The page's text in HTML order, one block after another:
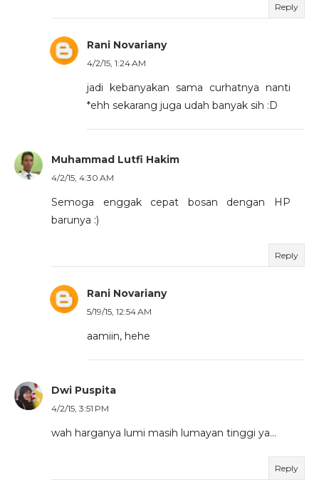
Reply
Rani Novariany
4/2/15, 1:24 AM
jadi kebanyakan sama curhatnya nanti
*ehh sekarang juga udah banyak sih :D
Muhammad Lutfi Hakim
4/2/15, 4:30 AM
Semoga enggak cepat bosan dengan HP
barunya :)
Reply
Rani Novariany
5/19/15, 12:54 AM
aamiin, hehe
Dwi Puspita
4/2/15, 3:51 PM
wah harganya lumi masih lumayan tinggi ya...
Reply